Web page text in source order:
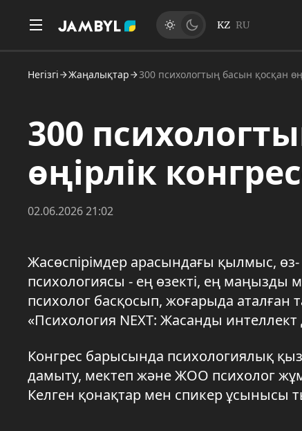
KZ RU
Негізгі Жаңалықтар 300 психологтың басын қосқан
300
өңірлік
02.06.2026 21:02
Жасөспірімдер арасындағы қылмыс, өз-
психологиясы - ең өзекті, ең маңызды
психолог басқосып, жоғарыда аталған
«Психология NEXT: Жасанды
Конгрес барысында психологиялық
дамыту, мектеп және ЖОО психолог
Келген қонақтар мен спикер ұсынысы